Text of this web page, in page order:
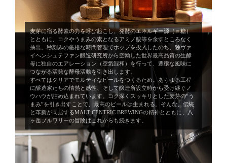
麦芽に宿る酵素の力を呼び起こし、発酵のエネルギー源（＝糖）
とともに、コクやうまみの素となるアミノ酸等を余すところなく
抽出。秒刻みの厳格な時間管理でホップを投入したのち、独ヴァ
イヘンシュテファン醸造研究所から空輸した世界最高品質の生酵
母に独自のエアレーション（空気混和）を行って、豊穣な風味に
つながる活発な酵母活動を引き出します。
すべてはクリアでモルティなビールをつくるため。あらゆる工程
に醸造家たちの情熱と感性、そして醸造所設立時から受け継ぐノ
ウハウが詰め込まれています。コク深くスッキリとした麦芽の“う
まみ”を引き出すことで、最高のビールは生まれる。そんな、伝統
と革新が同居するMALT CENTRIC BREWINGの精神とともに、八
ヶ岳ブルワリーの冒険はこれからも続きます。